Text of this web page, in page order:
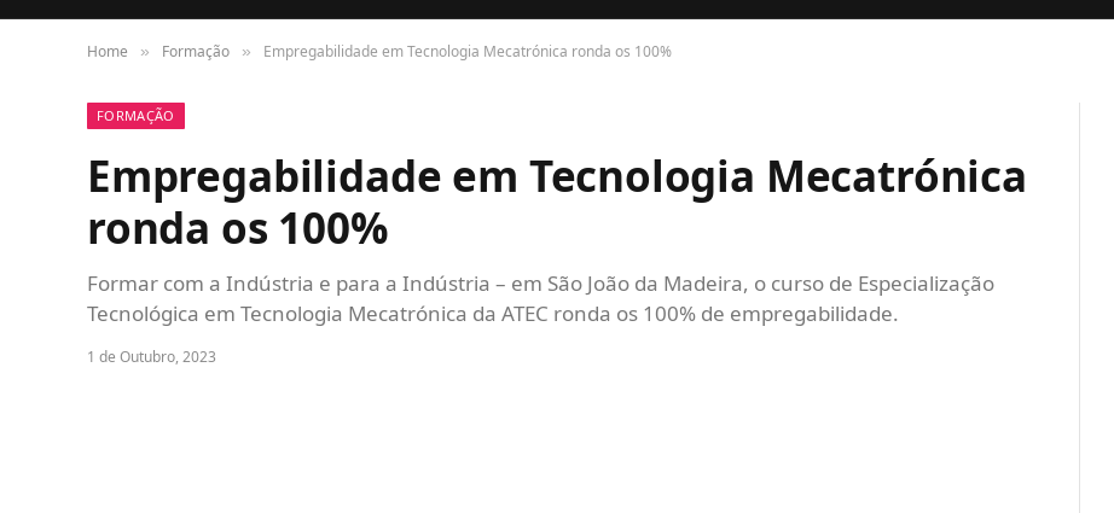
Home » Formação » Empregabilidade em Tecnologia Mecatrónica ronda os 100%
FORMAÇÃO
Empregabilidade em Tecnologia Mecatrónica
ronda os 100%
Formar com a Indústria e para a Indústria – em São João da Madeira, o curso de Especialização
Tecnológica em Tecnologia Mecatrónica da ATEC ronda os 100% de empregabilidade.
1 de Outubro, 2023